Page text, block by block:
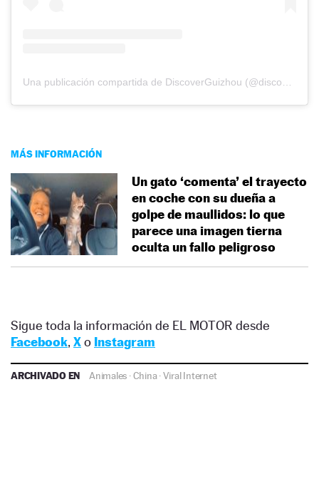
Una publicación compartida de DiscoverGuizhou (@discoverguizhou)
MÁS INFORMACIÓN
Un gato ‘comenta’ el trayecto
en coche con su dueña a
golpe de maullidos: lo que
parece una imagen tierna
oculta un fallo peligroso
Sigue toda la información de EL MOTOR desde
Facebook, Xo Instagram
ARCHIVADO EN Animales ·China·Viral Internet